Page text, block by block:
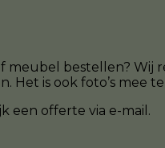
bestellen? Wij
Het is ook foto’s
een offerte via e-mail.